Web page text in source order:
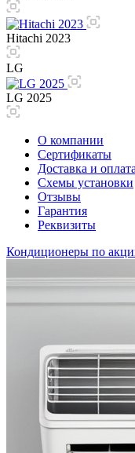
Hitachi 2023
LG
LG 2025
О компании
Сертификаты
Доставка и оплата
Схемы установки
Отзывы
Гарантия
Реквизиты
Кондиционеры по